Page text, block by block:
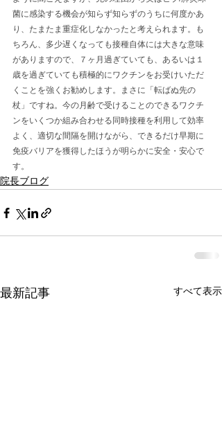
菌に感染する機会が知らず知らずのうちに何度かあ
り、たまたま重症化しなかったと考えられます。も
ちろん、多少遅くなっても接種自体には大きな意味
がありますので、７ヶ月過ぎていても、あるいは１
歳を過ぎていても積極的にワクチンをお受けいただ
くことを強くお勧めします。まさに「転ばぬ先の
杖」ですね。今の月齢で受けることのできるワクチ
ンをいくつか組み合わせる同時接種を利用して効率
よく、適切な間隔を開けながら、できるだけ早期に
免疫バリアを獲得したほうが明らかに安全・安心で
す。
院長ブログ
最新記事 すべて表示